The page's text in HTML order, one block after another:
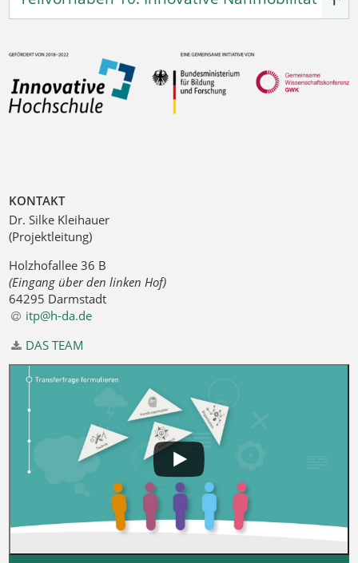
KONTAKT
Dr. Silke Kleihauer
(Projektleitung)
Holzhofallee 36 B
(Eingang über den linken Hof)
64295 Darmstadt
itp@h-da.de
DAS TEAM